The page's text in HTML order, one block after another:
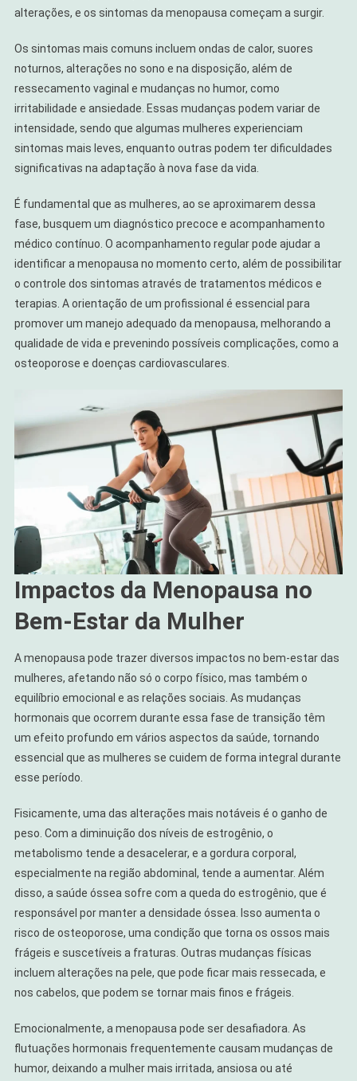
alterações, e os sintomas da menopausa começam a surgir.
Os sintomas mais comuns incluem ondas de calor, suores
noturnos, alterações no sono e na disposição, além de
ressecamento vaginal e mudanças no humor, como
irritabilidade e ansiedade. Essas mudanças podem variar de
intensidade, sendo que algumas mulheres experienciam
sintomas mais leves, enquanto outras podem ter dificuldades
significativas na adaptação à nova fase da vida.
É fundamental que as mulheres, ao se aproximarem dessa
fase, busquem um diagnóstico precoce e acompanhamento
médico contínuo. O acompanhamento regular pode ajudar a
identificar a menopausa no momento certo, além de possibilitar
o controle dos sintomas através de tratamentos médicos e
terapias. A orientação de um profissional é essencial para
promover um manejo adequado da menopausa, melhorando a
qualidade de vida e prevenindo possíveis complicações, como a
osteoporose e doenças cardiovasculares.
Impactos da Menopausa no
Bem-Estar da Mulher
A menopausa pode trazer diversos impactos no bem-estar das
mulheres, afetando não só o corpo físico, mas também o
equilíbrio emocional e as relações sociais. As mudanças
hormonais que ocorrem durante essa fase de transição têm
um efeito profundo em vários aspectos da saúde, tornando
essencial que as mulheres se cuidem de forma integral durante
esse período.
Fisicamente, uma das alterações mais notáveis é o ganho de
peso. Com a diminuição dos níveis de estrogênio, o
metabolismo tende a desacelerar, e a gordura corporal,
especialmente na região abdominal, tende a aumentar. Além
disso, a saúde óssea sofre com a queda do estrogênio, que é
responsável por manter a densidade óssea. Isso aumenta o
risco de osteoporose, uma condição que torna os ossos mais
frágeis e suscetíveis a fraturas. Outras mudanças físicas
incluem alterações na pele, que pode ficar mais ressecada, e
nos cabelos, que podem se tornar mais finos e frágeis.
Emocionalmente, a menopausa pode ser desafiadora. As
flutuações hormonais frequentemente causam mudanças de
humor, deixando a mulher mais irritada, ansiosa ou até